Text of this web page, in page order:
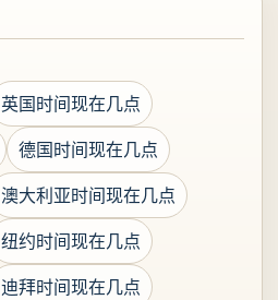
英国时间现在几点
德国时间现在几点
澳大利亚时间现在几点
纽约时间现在几点
迪拜时间现在几点